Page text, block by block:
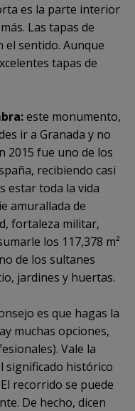
es la parte interior
Las tapas de
el sentido. Aunque
tapas de
este monumento,
ir a Granada y no
2015 fue uno de los
recibiendo casi
estar toda la vida
amurallada de
fortaleza militar,
los 117,378 m²
de los sultanes
jardines y huertas.
es que hagas la
muchas opciones,
Vale la
significado histórico
recorrido se puede
De hecho, dicen